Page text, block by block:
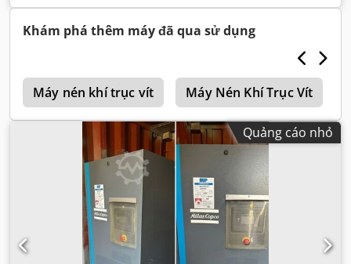
việc:7 thanh, Thiết bị:Có sẵn biển kiểu, hệ thống khí nén,
máy nén khí
Khám phá thêm máy đã qua sử dụng
Máy nén khí trục vít Máy Nén Khí Trục Vít
Quảng cáo nhỏ